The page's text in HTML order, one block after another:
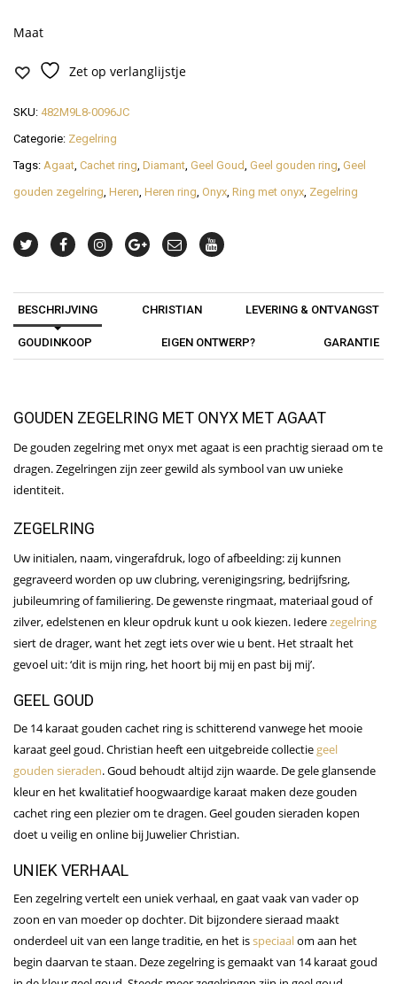
Maat
Zet op verlanglijstje
SKU: 482M9L8-0096JC
Categorie: Zegelring
Tags: Agaat Cachet ring Diamant Geel Goud Geel gouden ring Geel
gouden zegelring Heren Heren ring Onyx Ring met onyx Zegelring
BESCHRIJVING CHRISTIAN LEVERING & ONTVANGST
GOUDINKOOP EIGEN ONTWERP? GARANTIE
GOUDEN ZEGELRING MET ONYX MET AGAAT
De gouden zegelring met onyx met agaat is een prachtig sieraad om te
dragen. Zegelringen zijn zeer gewild als symbool van uw unieke
identiteit.
ZEGELRING
Uw initialen, naam, vingerafdruk, logo of afbeelding: zij kunnen
gegraveerd worden op uw clubring, verenigingsring, bedrijfsring,
jubileumring of familiering. De gewenste ringmaat, materiaal goud of
zilver, edelstenen en kleur opdruk kunt u ook kiezen. Iederezegelring
siert de drager, want het zegt iets over wie u bent. Het straalt het
gevoel uit: ‘dit is mijn ring, het hoort bij mij en past bij mij’.
GEEL GOUD
De 14 karaat gouden cachet ring is schitterend vanwege het mooie
karaat geel goud. Christian heeft een uitgebreide collectie geel
gouden sieraden. Goud behoudt altijd zijn waarde. De gele glansende
kleur en het kwalitatief hoogwaardige karaat maken deze gouden
cachet ring een plezier om te dragen. Geel gouden sieraden kopen
doet u veilig en online bij Juwelier Christian.
UNIEK VERHAAL
Een zegelring vertelt een uniek verhaal, en gaat vaak van vader op
zoon en van moeder op dochter. Dit bijzondere sieraad maakt
onderdeel uit van een lange traditie, en het isspeciaalom aan het
begin daarvan te staan. Deze zegelring is gemaakt van 14 karaat goud